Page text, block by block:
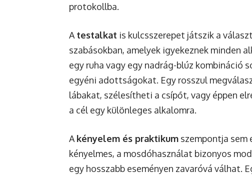
protokollba.
A testalkat is kulcsszerepet játszik a
szabásokban, amelyek igyekeznek minden
egy ruha vagy egy nadrág-blúz kombináció
egyéni adottságokat. Egy rosszul
lábakat, szélesítheti a csípőt, vagy éppen
a cél egy különleges alkalomra.
A kényelem és praktikum szempontja sem
kényelmes, a mosdóhasználat bizonyos
egy hosszabb eseményen zavaróvá válhat.